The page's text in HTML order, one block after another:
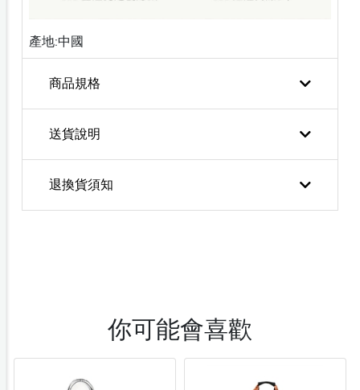
產地:中國
商品規格
送貨說明
退換貨須知
你可能會喜歡